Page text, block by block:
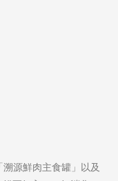
源鮮肉主食罐」以及